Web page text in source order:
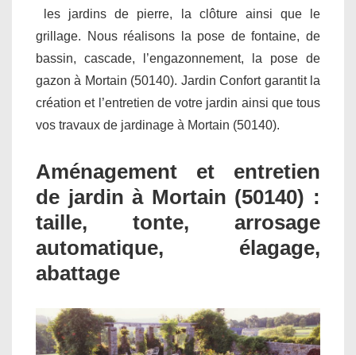
les jardins de pierre, la clôture ainsi que le
grillage. Nous réalisons la pose de fontaine, de
bassin, cascade, l’engazonnement, la pose de
gazon à Mortain (50140). Jardin Confort garantit la
création et l’entretien de votre jardin ainsi que tous
vos travaux de jardinage à Mortain (50140).
Aménagement et entretien
de jardin à Mortain (50140) :
taille, tonte, arrosage
automatique, élagage,
abattage